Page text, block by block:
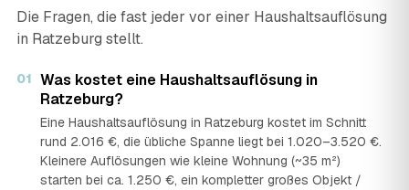
Die Fragen, die fast jeder vor einer Haushaltsauflösung
in Ratzeburg stellt.
01 Was kostet eine Haushaltsauflösung in
Ratzeburg?
Eine Haushaltsauflösung in Ratzeburg kostet im Schnitt
rund 2.016 €, die übliche Spanne liegt bei 1.020–3.520 €.
Kleinere Auflösungen wie kleine Wohnung (~35 m²)
starten bei ca. 1.250 €, ein kompletter großes Objekt /